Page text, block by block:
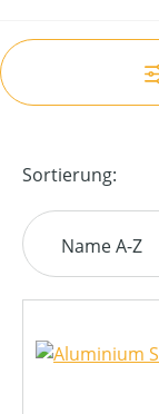
Sortierung: